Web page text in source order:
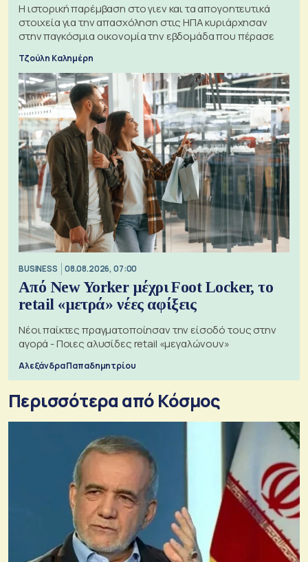
Η ιστορική παρέμβαση στο γιεν και τα απογοητευτικά
στοιχεία για την απασχόληση στις ΗΠΑ κυριάρχησαν
στην παγκόσμια οικονομία την εβδομάδα που πέρασε
Τζούλη Καλημέρη
BUSINESS 08.08.2026, 07:00
Από New Yorker μέχρι Foot Locker, το
retail «μετρά» νέες αφίξεις
Νέοι παίκτες πραγματοποίησαν την είσοδό τους στην
αγορά - Ποιες αλυσίδες retail «μεγαλώνουν»
Αλεξάνδρα Παπαδημητρίου
Περισσότερα από Κόσμος